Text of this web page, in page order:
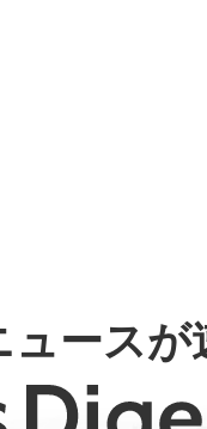
ュースが